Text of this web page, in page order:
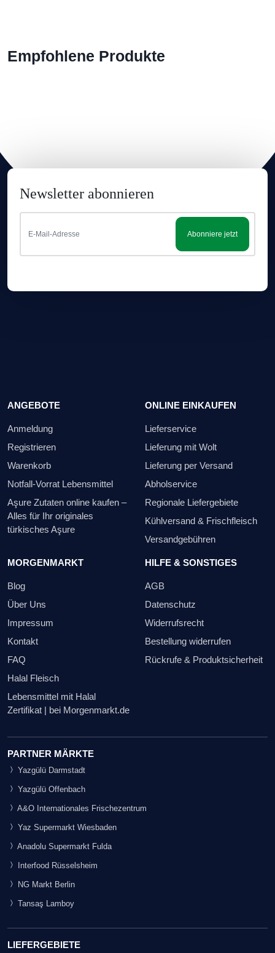
Empfohlene Produkte
Newsletter abonnieren
Abonniere jetzt
ANGEBOTE
Anmeldung
Registrieren
Warenkorb
Notfall-Vorrat Lebensmittel
Aşure Zutaten online kaufen –
Alles für Ihr originales
türkisches Aşure
ONLINE EINKAUFEN
Lieferservice
Lieferung mit Wolt
Lieferung per Versand
Abholservice
Regionale Liefergebiete
Kühlversand & Frischfleisch
Versandgebühren
MORGENMARKT
Blog
Über Uns
Impressum
Kontakt
FAQ
Halal Fleisch
Lebensmittel mit Halal
Zertifikat | bei Morgenmarkt.de
HILFE & SONSTIGES
AGB
Datenschutz
Widerrufsrecht
Bestellung widerrufen
Rückrufe & Produktsicherheit
PARTNER MÄRKTE
Yazgülü Darmstadt
Yazgülü Offenbach
A&O Internationales Frischezentrum
Yaz Supermarkt Wiesbaden
Anadolu Supermarkt Fulda
Interfood Rüsselsheim
NG Markt Berlin
Tansaş Lamboy
LIEFERGEBIETE